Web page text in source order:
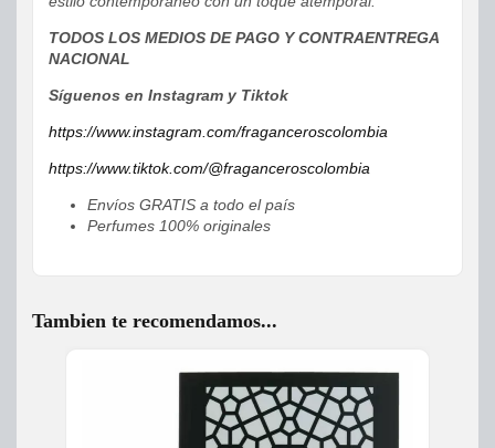
TODOS LOS MEDIOS DE PAGO Y CONTRAENTREGA
NACIONAL
Síguenos en Instagram y Tiktok
https://www.instagram.com/fraganceroscolombia
https://www.tiktok.com/@fraganceroscolombia
Envíos GRATIS a todo el país
Perfumes 100% originales
Tambien te recomendamos...